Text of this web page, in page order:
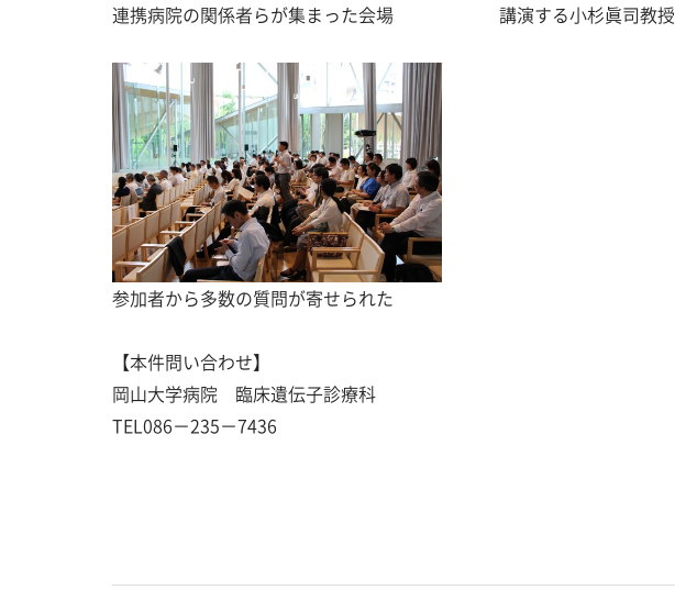
連携病院の関係者らが集まった会場 講演する小杉眞司教授
参加者から多数の質問が寄せられた
【本件問い合わせ】
岡山大学病院 臨床遺伝子診療科
TEL086－235－7436